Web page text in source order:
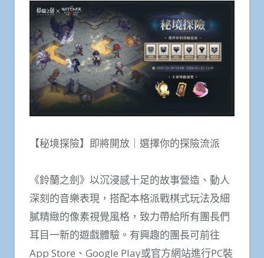
【秘境探險】即將開放｜選擇你的探險流派
《鈴蘭之劍》以沉浸感十足的故事營造、動人
深刻的音樂表現，搭配本格派戰棋式玩法及細
膩精緻的像素視覺風格，致力帶給所有團長們
耳目一新的遊戲體驗。有興趣的團長可前往
App Store、Google Play或官方網站進行PC裝